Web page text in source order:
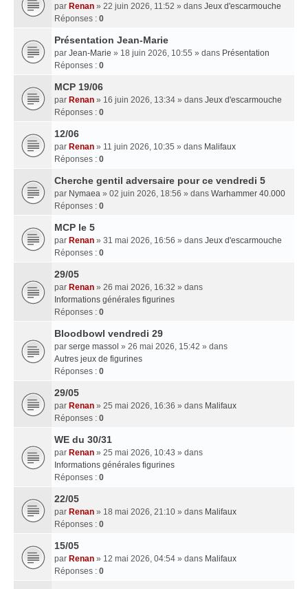
par Renan » 22 juin 2026, 11:52 » dans Jeux d'escarmouche
Réponses : 0
Présentation Jean-Marie
par Jean-Marie » 18 juin 2026, 10:55 » dans Présentation
Réponses : 0
MCP 19/06
par Renan » 16 juin 2026, 13:34 » dans Jeux d'escarmouche
Réponses : 0
12/06
par Renan » 11 juin 2026, 10:35 » dans Malifaux
Réponses : 0
Cherche gentil adversaire pour ce vendredi 5
par Nymaea » 02 juin 2026, 18:56 » dans Warhammer 40.000
Réponses : 0
MCP le 5
par Renan » 31 mai 2026, 16:56 » dans Jeux d'escarmouche
Réponses : 0
29/05
par Renan » 26 mai 2026, 16:32 » dans
Informations générales figurines
Réponses : 0
Bloodbowl vendredi 29
par serge massol » 26 mai 2026, 15:42 » dans
Autres jeux de figurines
Réponses : 0
29/05
par Renan » 25 mai 2026, 16:36 » dans Malifaux
Réponses : 0
WE du 30/31
par Renan » 25 mai 2026, 10:43 » dans
Informations générales figurines
Réponses : 0
22/05
par Renan » 18 mai 2026, 21:10 » dans Malifaux
Réponses : 0
15/05
par Renan » 12 mai 2026, 04:54 » dans Malifaux
Réponses : 0